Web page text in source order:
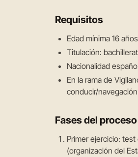
Requisitos
Edad mínima 16
Titulación:
Nacionalidad
En la rama de
conducir/
Fases del
Primer ejercicio:
(organización del